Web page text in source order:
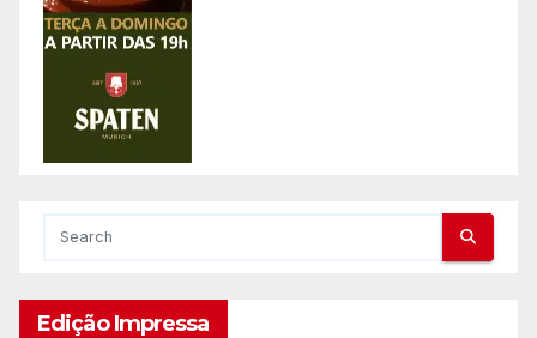
Edição Impressa